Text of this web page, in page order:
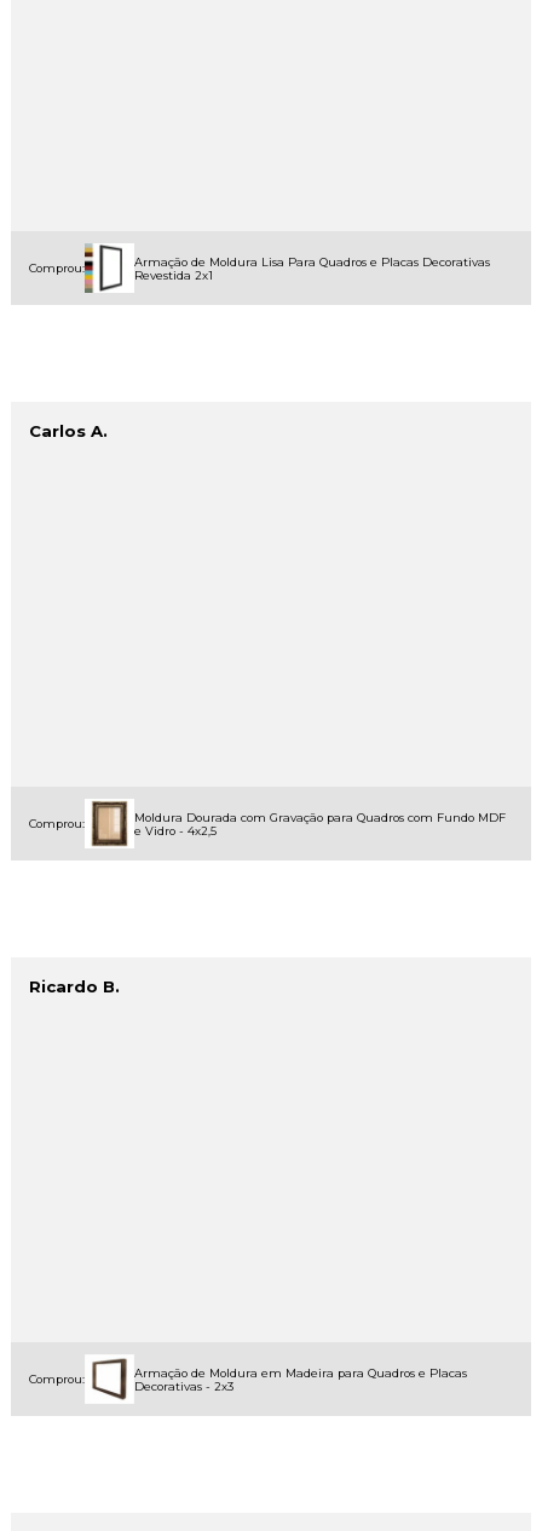
Comprou:
Armação de Moldura Lisa Para Quadros e Placas Decorativas
Revestida 2x1
Carlos A.
Comprou:
Moldura Dourada com Gravação para Quadros com Fundo MDF
e Vidro - 4x2,5
Ricardo B.
Comprou:
Armação de Moldura em Madeira para Quadros e Placas
Decorativas - 2x3